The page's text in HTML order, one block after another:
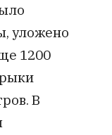
уложено
1200
В